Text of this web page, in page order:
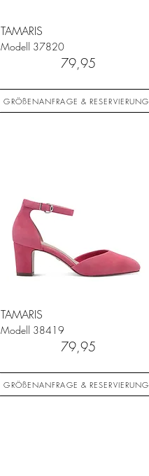
TAMARIS
37820
Modell
79,95
GRÖßENANFRAGE & RESERVIERUNG
TAMARIS
38419
Modell
79,95
GRÖßENANFRAGE & RESERVIERUNG